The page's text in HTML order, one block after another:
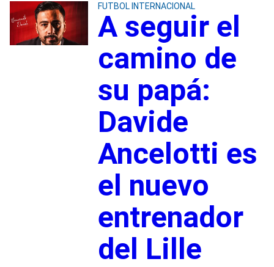
FUTBOL INTERNACIONAL
A seguir el
camino de
su papá:
Davide
Ancelotti es
el nuevo
entrenador
del Lille